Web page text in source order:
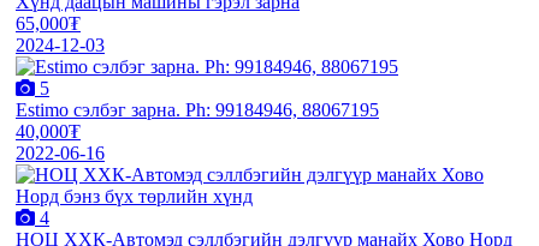
65,000₮
2024-12-03
5
Estimo сэлбэг зарна. Ph: 99184946, 88067195
40,000₮
2022-06-16
4
НОЦ ХХК-Автомэд сэллбэгийн дэлгүүр манайх Хово Норд